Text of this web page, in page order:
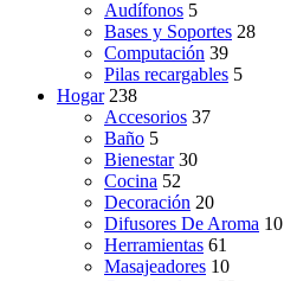
Audífonos 5
Bases y Soportes 28
Computación 39
Pilas recargables 5
Hogar 238
Accesorios 37
Baño 5
Bienestar 30
Cocina 52
Decoración 20
Difusores De Aroma 10
Herramientas 61
Masajeadores 10